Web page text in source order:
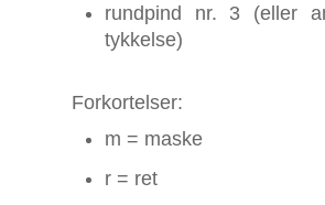
rundpind nr. 3 (eller
tykkelse)
Forkortelser:
m = maske
r = ret